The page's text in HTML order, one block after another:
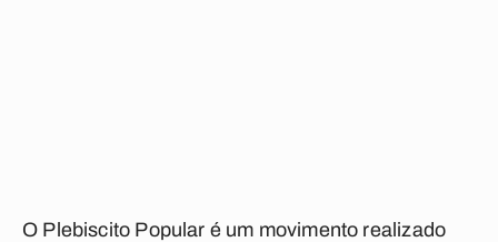
O Plebiscito Popular é um movimento realizado